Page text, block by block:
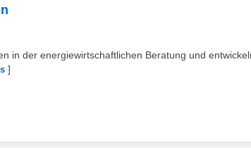
in der energiewirtschaftlichen Beratung und
]